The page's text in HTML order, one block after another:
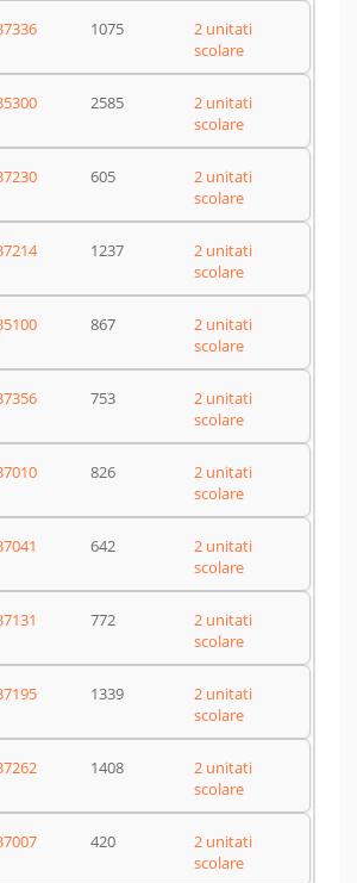
1075
2 unitati
scolare
2585
2 unitati
scolare
605
2 unitati
scolare
1237
2 unitati
scolare
867
2 unitati
scolare
753
2 unitati
scolare
826
2 unitati
scolare
642
2 unitati
scolare
772
2 unitati
scolare
1339
2 unitati
scolare
1408
2 unitati
scolare
420
2 unitati
scolare